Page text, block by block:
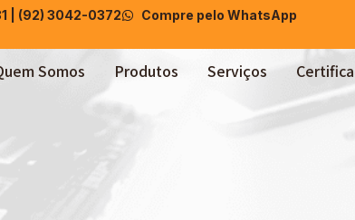
| (92) 3042-0372 Compre pelo WhatsApp
Somos Produtos Serviços